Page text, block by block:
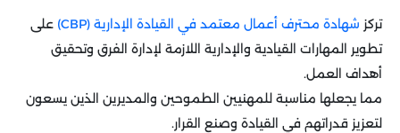
تركز شهادة محترف أعمال معتمد في القيادة الإدارية (CBP)
على
تطوير المهارات القيادية والإدارية اللازمة لإدارة الفرق وتحقيق
أهداف العمل.
مما يجعلها مناسبة للمهنيين الطموحين والمديرين الذين يسعون
لتعزيز قدراتهم في القيادة وصنع القرار.